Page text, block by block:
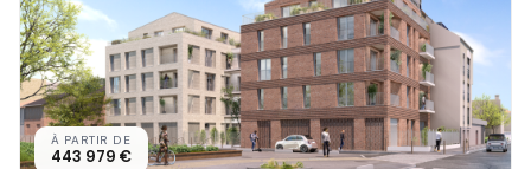
À PARTIR DE
443 979 €